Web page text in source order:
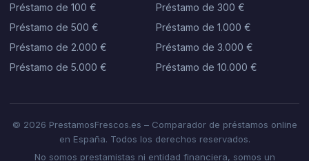
Préstamo de 100 €
Préstamo de 300 €
Préstamo de 500 €
Préstamo de 1.000 €
Préstamo de 2.000 €
Préstamo de 3.000 €
Préstamo de 5.000 €
Préstamo de 10.000 €
© 2026 PrestamosFrescos.es – Comparador de préstamos online
en España. Todos los derechos reservados.
No somos prestamistas ni entidad financiera, somos un